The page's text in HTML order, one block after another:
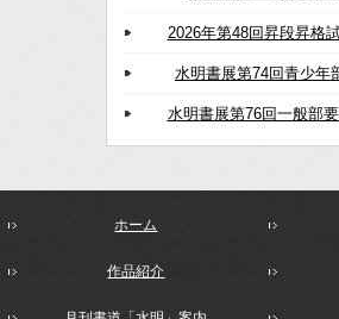
2026年第48回昇段昇格
水明書展第74回青少年
水明書展第76回一般部
ホーム
作品紹介